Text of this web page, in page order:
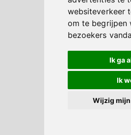
websiteverkeer
om te begrijpen
bezoekers
Ik ga
Ik
Wijzig